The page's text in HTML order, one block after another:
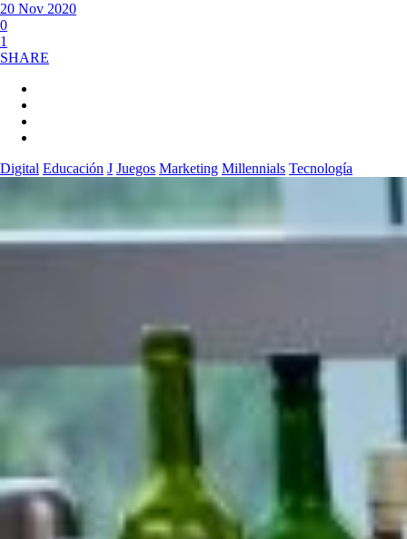
20 Nov 2020
0
1
SHARE
Digital Educación J Juegos Marketing Millennials Tecnología